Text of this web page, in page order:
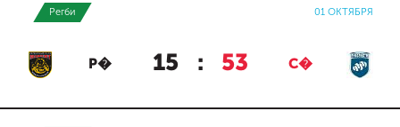
Регби 01 ОКТЯБРЯ
Р� 15 : 53 С�